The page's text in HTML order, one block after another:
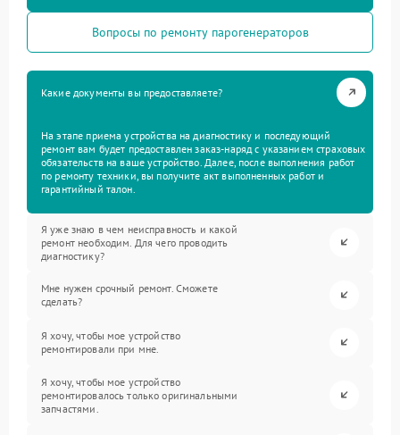
Вопросы по ремонту парогенераторов
Какие документы вы предоставляете?
На этапе приема устройства на диагностику и последующий
ремонт вам будет предоставлен заказ-наряд с указанием страховых
обязательств на ваше устройство. Далее, после выполнения работ
по ремонту техники, вы получите акт выполненных работ и
гарантийный талон.
Я уже знаю в чем неисправность и какой
ремонт необходим. Для чего проводить
диагностику?
Мне нужен срочный ремонт. Сможете
сделать?
Я хочу, чтобы мое устройство
ремонтировали при мне.
Я хочу, чтобы мое устройство
ремонтировалось только оригинальными
запчастями.